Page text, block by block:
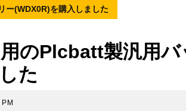
(WDX0R)を購入しました
のPlcbatt製汎用バ
た